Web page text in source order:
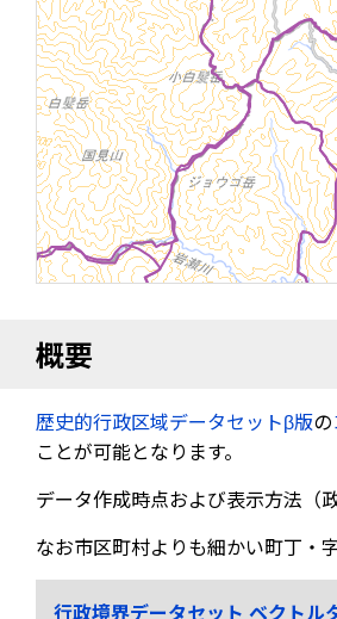
概要
歴史的行政区域データセットβ版の
ことが可能となります。
データ作成時点および表示方法（
なお市区町村よりも細かい町丁・
行政境界データセット ベクトル